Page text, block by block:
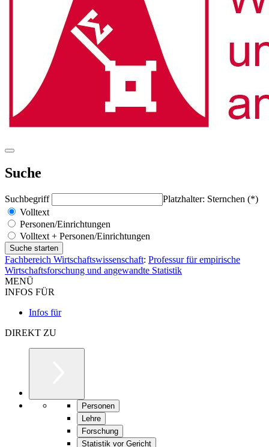
Suche
Suchbegriff
Platzhalter: Sternchen (*)
Volltext
Personen/Einrichtungen
Volltext + Personen/Einrichtungen
Fachbereich Wirtschaftswissenschaft: Professur für empirische
Wirtschaftsforschung und angewandte Statistik
MENÜ
INFOS FÜR
Infos für
DIREKT ZU
Personen
Lehre
Forschung
Statistik vor Gericht